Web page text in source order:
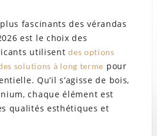
fascinants des vérandas
est le choix des
utilisentdes options
solutions à long terme pour
Qu’il s’agisse de bois,
chaque élément est
qualités esthétiques et